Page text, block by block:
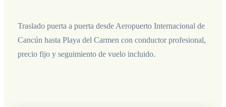
Traslado puerta a puerta desde Aeropuerto Internacional de
Cancún hasta Playa del Carmen con conductor profesional,
precio fijo y seguimiento de vuelo incluido.